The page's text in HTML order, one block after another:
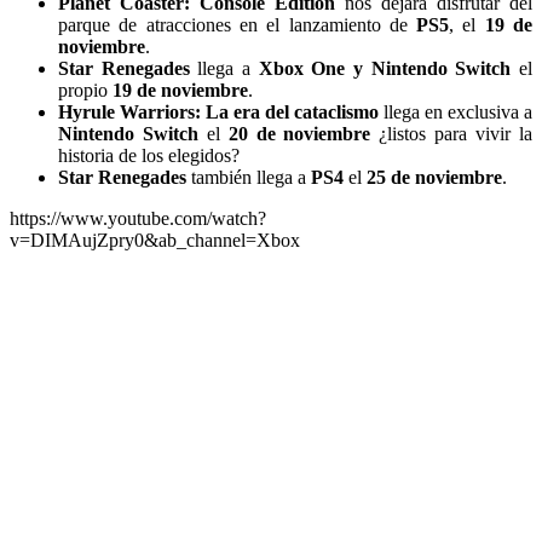
parque de atracciones en el lanzamiento dePS5, el 19 de
noviembre.
Star Renegadesllega a Xbox One y Nintendo Switch el
propio 19 de noviembre.
Hyrule Warriors: La era del cataclismo llega en exclusiva a
Nintendo Switch el 20 de noviembre ¿listos para vivir la
historia de los elegidos?
Star Renegades también llega a PS4 el 25 de noviembre.
https://www.youtube.com/watch?
v=DIMAujZpry0&ab_channel=Xbox